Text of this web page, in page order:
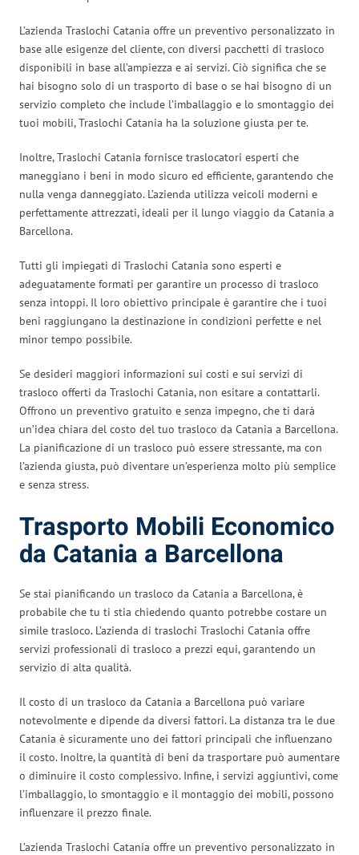
L’azienda Traslochi Catania offre un preventivo personalizzato in
base alle esigenze del cliente, con diversi pacchetti di trasloco
disponibili in base all’ampiezza e ai servizi. Ciò significa che se
hai bisogno solo di un trasporto di base o se hai bisogno di un
servizio completo che include l’imballaggio e lo smontaggio dei
tuoi mobili, Traslochi Catania ha la soluzione giusta per te.
Inoltre, Traslochi Catania fornisce traslocatori esperti che
maneggiano i beni in modo sicuro ed efficiente, garantendo che
nulla venga danneggiato. L’azienda utilizza veicoli moderni e
perfettamente attrezzati, ideali per il lungo viaggio da Catania a
Barcellona.
Tutti gli impiegati di Traslochi Catania sono esperti e
adeguatamente formati per garantire un processo di trasloco
senza intoppi. Il loro obiettivo principale è garantire che i tuoi
beni raggiungano la destinazione in condizioni perfette e nel
minor tempo possibile.
Se desideri maggiori informazioni sui costi e sui servizi di
trasloco offerti da Traslochi Catania, non esitare a contattarli.
Offrono un preventivo gratuito e senza impegno, che ti darà
un’idea chiara del costo del tuo trasloco da Catania a Barcellona.
La pianificazione di un trasloco può essere stressante, ma con
l’azienda giusta, può diventare un’esperienza molto più semplice
e senza stress.
Trasporto Mobili Economico
da Catania a Barcellona
Se stai pianificando un trasloco da Catania a Barcellona, è
probabile che tu ti stia chiedendo quanto potrebbe costare un
simile trasloco. L’azienda di traslochi Traslochi Catania offre
servizi professionali di trasloco a prezzi equi, garantendo un
servizio di alta qualità.
Il costo di un trasloco da Catania a Barcellona può variare
notevolmente e dipende da diversi fattori. La distanza tra le due
Catania è sicuramente uno dei fattori principali che influenzano
il costo. Inoltre, la quantità di beni da trasportare può aumentare
o diminuire il costo complessivo. Infine, i servizi aggiuntivi, come
l’imballaggio, lo smontaggio e il montaggio dei mobili, possono
influenzare il prezzo finale.
L’azienda Traslochi Catania offre un preventivo personalizzato in